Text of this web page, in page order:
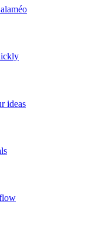
ideas